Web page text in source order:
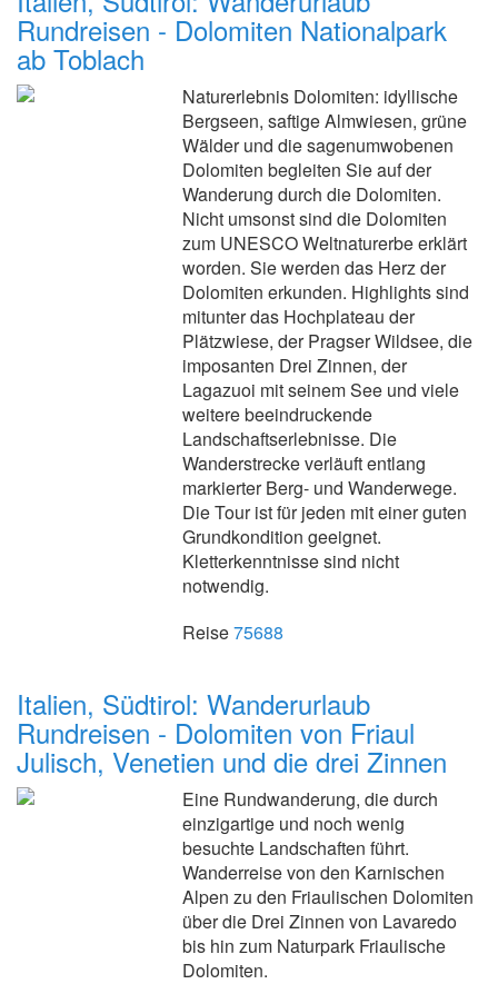
Rundreisen - Dolomiten Nationalpark
ab Toblach
Naturerlebnis Dolomiten: idyllische
Bergseen, saftige Almwiesen, grüne
Wälder und die sagenumwobenen
Dolomiten begleiten Sie auf der
Wanderung durch die Dolomiten.
Nicht umsonst sind die Dolomiten
zum UNESCO Weltnaturerbe erklärt
worden. Sie werden das Herz der
Dolomiten erkunden. Highlights sind
mitunter das Hochplateau der
Plätzwiese, der Pragser Wildsee, die
imposanten Drei Zinnen, der
Lagazuoi mit seinem See und viele
weitere beeindruckende
Landschaftserlebnisse. Die
Wanderstrecke verläuft entlang
markierter Berg- und Wanderwege.
Die Tour ist für jeden mit einer guten
Grundkondition geeignet.
Kletterkenntnisse sind nicht
notwendig.
Reise75688
Italien, Südtirol: Wanderurlaub
Rundreisen - Dolomiten von Friaul
Julisch, Venetien und die drei Zinnen
Eine Rundwanderung, die durch
einzigartige und noch wenig
besuchte Landschaften führt.
Wanderreise von den Karnischen
Alpen zu den Friaulischen Dolomiten
über die Drei Zinnen von Lavaredo
bis hin zum Naturpark Friaulische
Dolomiten.